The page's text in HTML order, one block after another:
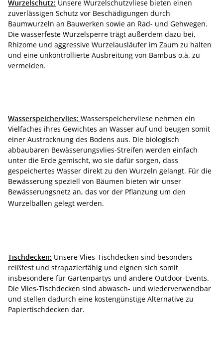
Wurzelschutz: Unsere Wurzelschutzvliese bieten einen
zuverlässigen Schutz vor Beschädigungen durch
Baumwurzeln an Bauwerken sowie an Rad- und Gehwegen.
Die wasserfeste Wurzelsperre trägt außerdem dazu bei,
Rhizome und aggressive Wurzelausläufer im Zaum zu halten
und eine unkontrollierte Ausbreitung von Bambus o.ä. zu
vermeiden.
Wasserspeichervlies: Wasserspeichervliese nehmen ein
Vielfaches ihres Gewichtes an Wasser auf und beugen somit
einer Austrocknung des Bodens aus. Die biologisch
abbaubaren Bewässerungsvlies-Streifen werden einfach
unter die Erde gemischt, wo sie dafür sorgen, dass
gespeichertes Wasser direkt zu den Wurzeln gelangt. Für die
Bewässerung speziell von Bäumen bieten wir unser
Bewässerungsnetz an, das vor der Pflanzung um den
Wurzelballen gelegt werden.
Tischdecken: Unsere Vlies-Tischdecken sind besonders
reißfest und strapazierfähig und eignen sich somit
insbesondere für Gartenpartys und andere Outdoor-Events.
Die Vlies-Tischdecken sind abwasch- und wiederverwendbar
und stellen dadurch eine kostengünstige Alternative zu
Papiertischdecken dar.